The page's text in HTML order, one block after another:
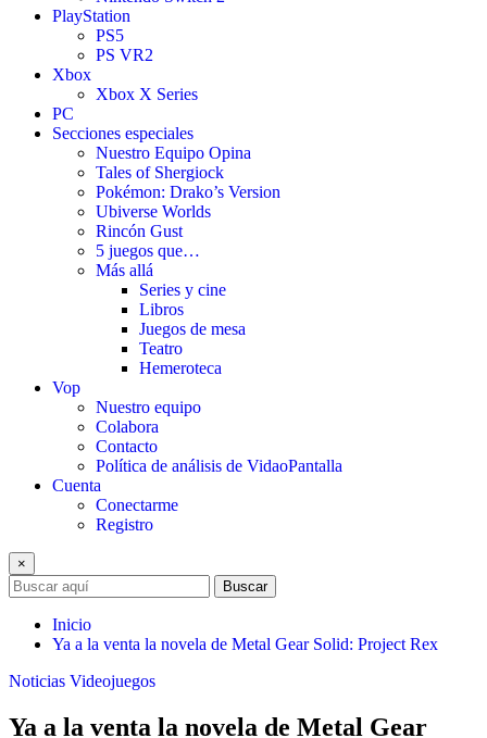
PlayStation
PS5
PS VR2
Xbox
Xbox X Series
PC
Secciones especiales
Nuestro Equipo Opina
Tales of Shergiock
Pokémon: Drako’s Version
Ubiverse Worlds
Rincón Gust
5 juegos que…
Más allá
Series y cine
Libros
Juegos de mesa
Teatro
Hemeroteca
Vop
Nuestro equipo
Colabora
Contacto
Política de análisis de VidaoPantalla
Cuenta
Conectarme
Registro
×
Buscar
Inicio
Ya a la venta la novela de Metal Gear Solid: Project Rex
Noticias Videojuegos
Ya a la venta la novela de Metal Gear